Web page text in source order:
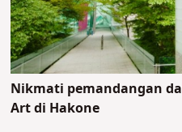
Nikmati pemandangan
Art di Hakone